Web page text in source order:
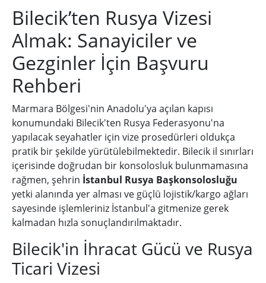
Bilecik’ten Rusya Vizesi
Almak: Sanayiciler ve
Gezginler İçin Başvuru
Rehberi
Marmara Bölgesi'nin Anadolu'ya açılan kapısı
konumundaki Bilecik'ten Rusya Federasyonu'na
yapılacak seyahatler için vize prosedürleri oldukça
pratik bir şekilde yürütülebilmektedir. Bilecik il sınırları
içerisinde doğrudan bir konsolosluk bulunmamasına
rağmen, şehrin İstanbul Rusya Başkonsolosluğu
yetki alanında yer alması ve güçlü lojistik/kargo ağları
sayesinde işlemleriniz İstanbul'a gitmenize gerek
kalmadan hızla sonuçlandırılmaktadır.
Bilecik'in İhracat Gücü ve Rusya
Ticari Vizesi